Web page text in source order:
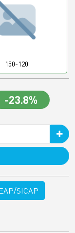
150-120
-23.8%
SICAP